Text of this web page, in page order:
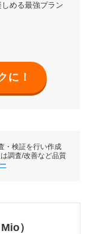
める最強プラン
に！
・検証を行い作成
調査/改善など品質
）